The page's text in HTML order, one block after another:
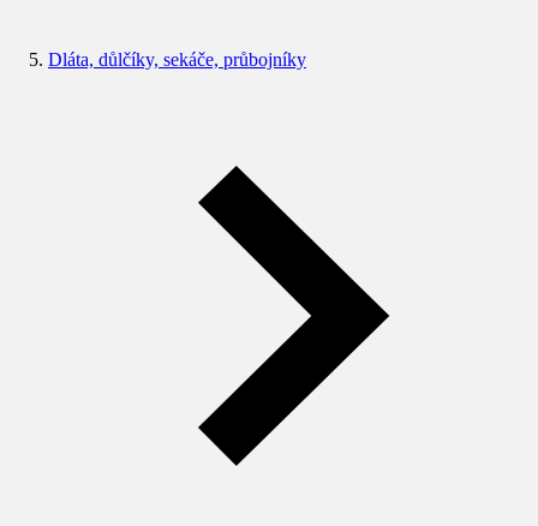
Dláta, důlčíky, sekáče, průbojníky